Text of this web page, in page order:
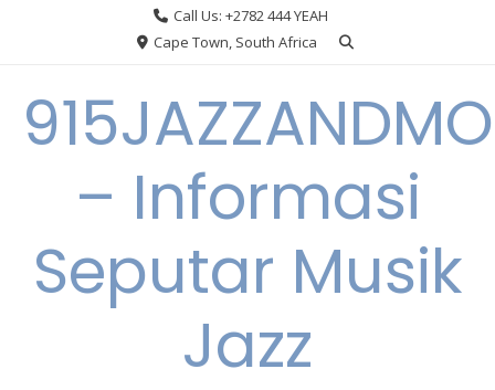
Call Us: +2782 444 YEAH
Cape Town, South Africa
– Informasi
Seputar Musik
Jazz